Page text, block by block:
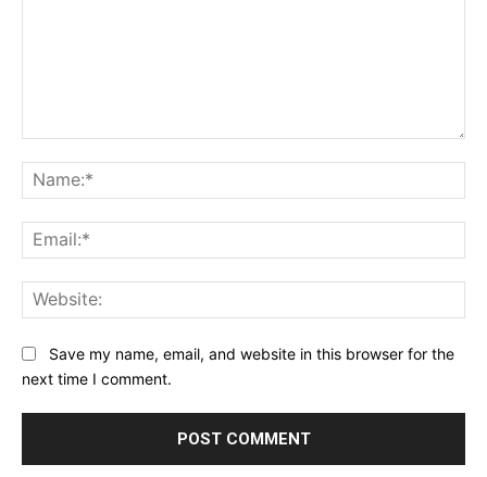
Save my name, email, and website in this browser for the
next time I comment.